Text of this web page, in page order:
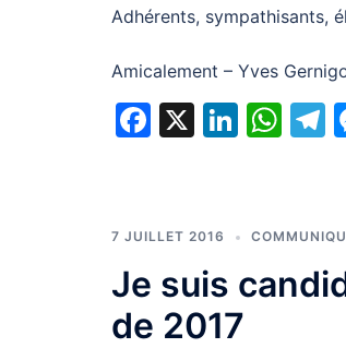
Adhérents, sympathisants,
Amicalement – Yves
Facebook
X
7 JUILLET 2016
Je suis
de 2017